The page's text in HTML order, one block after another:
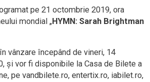
pe 21 octombrie 2019, ora
mondial „HYMN: Sarah Brightman
vânzare începând de vineri, 14
şi vor fi disponibile la Casa de Bilete a
pe vandbilete.ro, entertix.ro, iabilet.ro,